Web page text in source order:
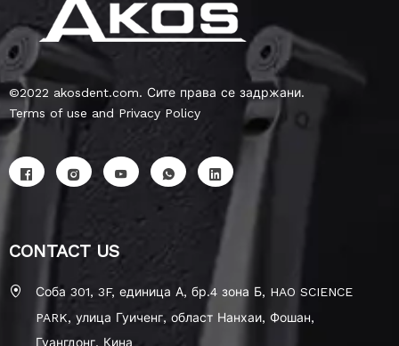
©2022 akosdent.com. Сите права се задржани.
Terms of use and Privacy Policy
CONTACT US
Соба 301, 3F, единица А, бр.4 зона Б, HAO SCIENCE
PARK, улица Гуиченг, област Нанхаи, Фошан,
Гуангдонг, Кина